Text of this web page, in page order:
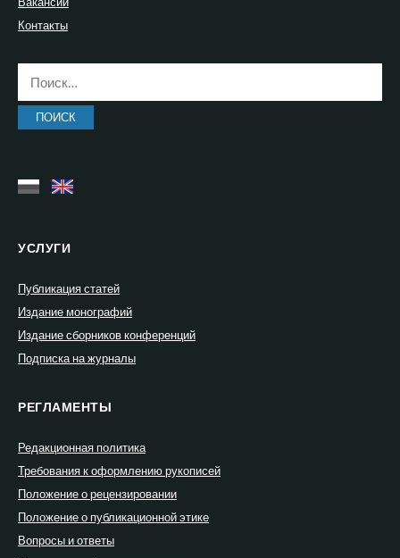
Контакты
УСЛУГИ
Публикация статей
Издание монографий
Издание сборников конференций
Подписка на журналы
РЕГЛАМЕНТЫ
Редакционная политика
Требования к оформлению рукописей
Положение о рецензировании
Положение о публикационной этике
Вопросы и ответы